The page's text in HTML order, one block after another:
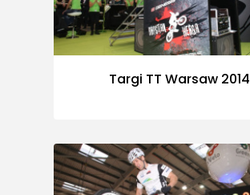
Targi TT Warsaw 2014